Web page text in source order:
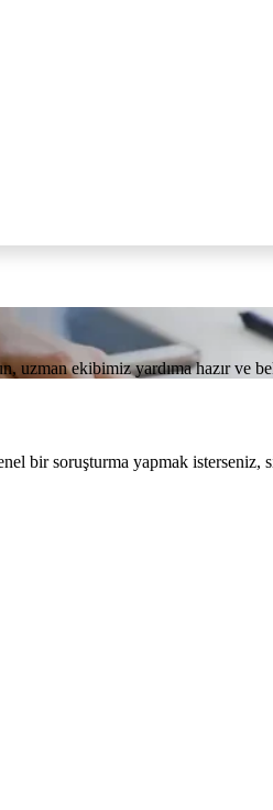
uzman ekibimiz yardıma hazır ve
bir soruşturma yapmak isterseniz,